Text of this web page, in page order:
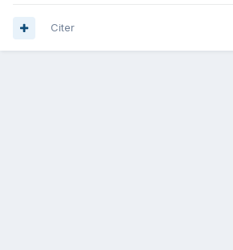
Citer